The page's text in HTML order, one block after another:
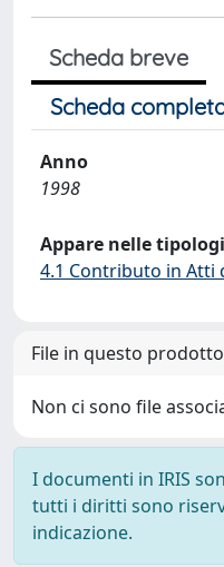
Scheda breve
Scheda
Anno
1998
Appare nelle
4.1 Contributo in Atti
File in questo
Non ci sono file
I documenti in IRIS
tutti i diritti sono
indicazione.